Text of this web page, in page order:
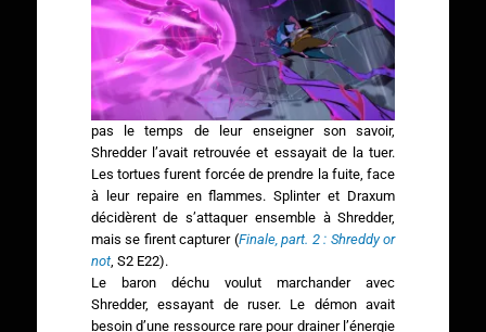
pas le temps de leur enseigner son savoir,
Shredder l’avait retrouvée et essayait de la tuer.
Les tortues furent forcée de prendre la fuite, face
à leur repaire en flammes. Splinter et Draxum
décidèrent de s’attaquer ensemble à Shredder,
mais se firent capturer (Finale, part. 2 : Shreddy or
not, S2 E22).
Le baron déchu voulut marchander avec
Shredder, essayant de ruser. Le démon avait
besoin d’une ressource rare pour drainer l’énergie